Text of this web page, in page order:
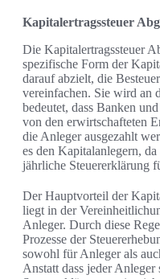
Kapitalertragssteuer
Die Kapitalertragssteuer
spezifische Form der
darauf abzielt, die
vereinfachen. Sie wird an
bedeutet, dass Banken
von den erwirtschafteten
die Anleger ausgezahlt
es den Kapitalanlegern,
jährliche Steuererklärung
Der Hauptvorteil der
liegt in der
Anleger. Durch diese
Prozesse der
sowohl für Anleger als
Anstatt dass jeder